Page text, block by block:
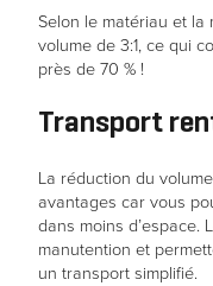
Selon le matériau et
volume de 3:1, ce qui
près de 70 % !
Transport
La réduction du
avantages car vous
dans moins d’espace.
manutention et
un transport simplifié.